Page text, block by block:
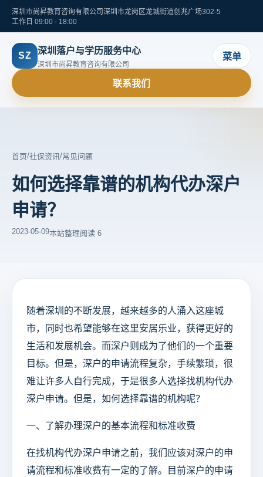
深圳市尚昇教育咨询有限公司 深圳市龙岗区龙城街道创兆广场302-5
工作日 09:00 - 18:00
SZ 深圳落户与学历服务中心
深圳市尚昇教育咨询有限公司
菜单
联系我们
首页/社保资讯/常见问题
如何选择靠谱的机构代办深户
申请？
2023-05-09本站整理阅读 6
随着深圳的不断发展，越来越多的人涌入这座城
市，同时也希望能够在这里安居乐业，获得更好的
生活和发展机会。而深户则成为了他们的一个重要
目标。但是，深户的申请流程复杂，手续繁琐，很
难让许多人自行完成，于是很多人选择找机构代办
深户申请。但是，如何选择靠谱的机构呢？
一、了解办理深户的基本流程和标准收费
在找机构代办深户申请之前，我们应该对深户的申
请流程和标准收费有一定的了解。目前深户的申请